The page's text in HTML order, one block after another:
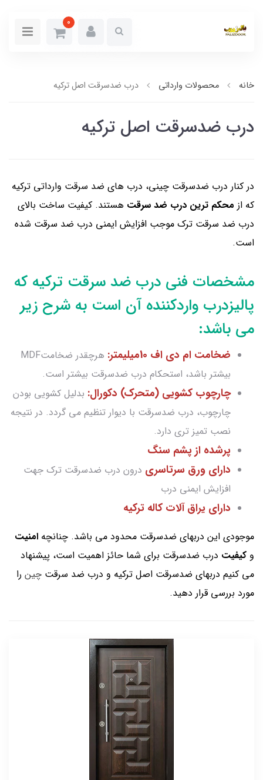
0
خانه محصولات وارداتی درب ضدسرقت اصل ترکیه
درب ضدسرقت اصل ترکیه
در کنار درب ضدسرقت چینی، درب های ضد سرقت وارداتی ترکیه
که از محکم ترین درب ضد سرقت هستند. کیفیت ساخت بالای
درب ضد سرقت ترک موجب افزایش ایمنی درب ضد سرقت شده
است.
مشخصات فنی درب ضد سرقت ترکیه که
پالیزدرب واردکننده آن است به شرح زیر
می باشد:
ضخامت ام دی اف 10میلیمتر:
هرچقدر ضخامتMDF
بیشتر باشد، استحکام درب ضدسرقت بیشتر است.
چارچوب کشویی (متحرک) دکورال: بدلیل کشویی بودن
چارچوب، درب ضدسرقت با دیوار تنظیم می گردد. در نتیجه
نصب تمیز تری دارد.
پرشده از پشم سنگ
دارای ورق سرتاسری درون درب ضدسرقت ترک جهت
افزایش ایمنی درب
دارای یراق آلات کاله ترکیه
موجودی این دربهای ضدسرقت محدود می باشد. چنانچه امنیت
و کیفیت درب ضدسرقت برای شما حائز اهمیت است، پیشنهاد
می کنیم دربهای ضدسرقت اصل ترکیه و درب ضد سرقت چین را
مورد بررسی قرار دهید.